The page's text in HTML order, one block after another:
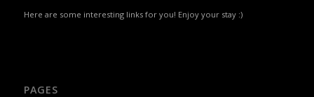
Here are some interesting links for you! Enjoy your stay :)
PAGES